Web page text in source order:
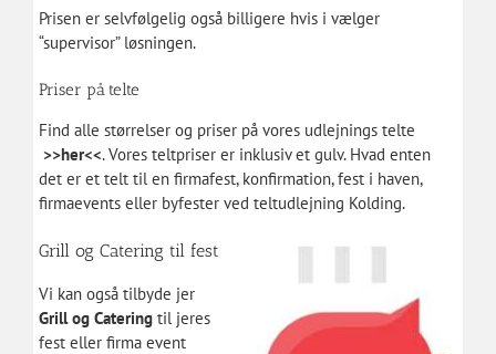
Prisen er selvfølgelig også billigere hvis i vælger
“supervisor” løsningen.
Priser på telte
Find alle størrelser og priser på vores udlejnings telte
>>her<<. Vores teltpriser er inklusiv et gulv. Hvad enten
det er et telt til en firmafest, konfirmation, fest i haven,
firmaevents eller byfester ved teltudlejning Kolding.
Grill og Catering til fest
Vi kan også tilbyde jer
Grill og Cateringtil jeres
fest eller firma event